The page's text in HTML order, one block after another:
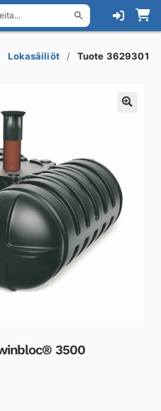
Lokasäiliöt Tuote 3629301
3500